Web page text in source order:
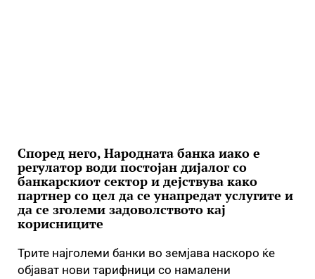
Според него, Народната банка иако е
регулатор води постојан дијалог со
банкарскиот сектор и дејствува како
партнер со цел да се унапредат услугите и
да се зголеми задоволството кај
корисниците
Трите најголеми банки во земјава наскоро ќе
објават нови тарифници со намалени